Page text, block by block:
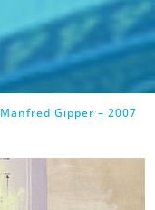
Manfred Gipper – 2007